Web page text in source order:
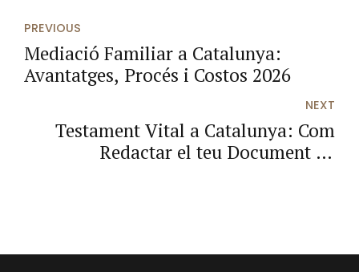
PREVIOUS
Mediació Familiar a Catalunya:
Avantatges, Procés i Costos 2026
NEXT
Testament Vital a Catalunya: Com
Redactar el teu Document de